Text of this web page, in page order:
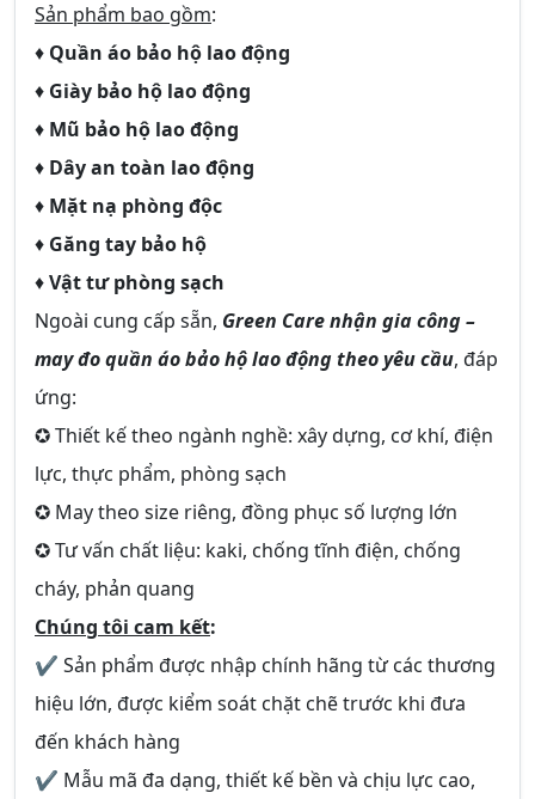
Sản phẩm bao gồm:
♦ Quần áo bảo hộ lao động
♦ Giày bảo hộ lao động
♦ Mũ bảo hộ lao động
♦ Dây an toàn lao động
♦ Mặt nạ phòng độc
♦ Găng tay bảo hộ
♦Vật tư phòng sạch
Ngoài cung cấp sẵn, Green Care nhận gia công –
may đo quần áo bảo hộ lao động theo yêu cầu, đáp
ứng:
✪ Thiết kế theo ngành nghề: xây dựng, cơ khí, điện
lực, thực phẩm, phòng sạch
✪ May theo size riêng, đồng phục số lượng lớn
✪ Tư vấn chất liệu: kaki, chống tĩnh điện, chống
cháy, phản quang
Chúng tôi cam kết:
✔ Sản phẩm được nhập chính hãng từ các thương
hiệu lớn, được kiểm soát chặt chẽ trước khi đưa
đến khách hàng
✔ Mẫu mã đa dạng, thiết kế bền và chịu lực cao,